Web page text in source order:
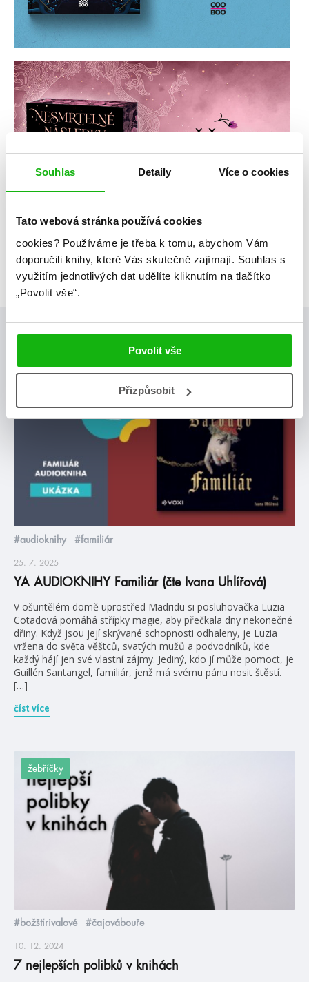
Souhlas Detaily Více o cookies
Tato webová stránka používá cookies
cookies? Používáme je třeba k tomu, abychom Vám
doporučili knihy, které Vás skutečně zajímají. Souhlas s
využitím jednotlivých dat udělíte kliknutím na tlačítko
„Povolit vše“.
Povolit vše
Přizpůsobit
Posty, které by tě mohly zajímat
#audioknihy #familiár
25. 7. 2025
YA AUDIOKNIHY Familiár (čte Ivana Uhlířová)
V ošuntělém domě uprostřed Madridu si posluhovačka Luzia
Cotadová pomáhá střípky magie, aby přečkala dny nekonečné
dřiny. Když jsou její skrývané schopnosti odhaleny, je Luzia
vržena do světa věštců, svatých mužů a podvodníků, kde
každý hájí jen své vlastní zájmy. Jediný, kdo jí může pomoct, je
Guillén Santangel, familiár, jenž má svému pánu nosit štěstí.
[…]
číst více
žebříčky
#božštírivalové #čajovábouře
10. 12. 2024
7 nejlepších polibků v knihách